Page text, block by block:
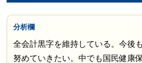
分析欄
全会計黒字を維持している。今後
努めていきたい。中でも国民健康